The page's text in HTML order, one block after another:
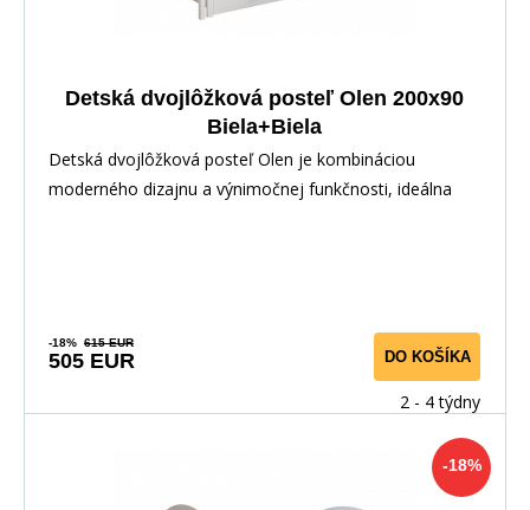
Detská dvojlôžková posteľ Olen 200x90
Biela+Biela
Detská dvojlôžková posteľ Olen je kombináciou
moderného dizajnu a výnimočnej funkčnosti, ideálna
-18% 615 EUR
505 EUR DO KOŠÍKA
2 - 4 týdny
-18%